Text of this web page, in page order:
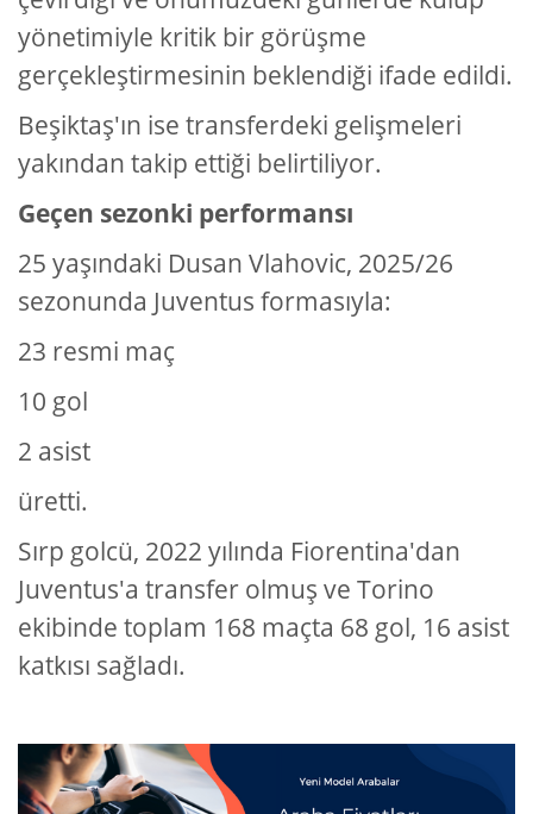
yönetimiyle kritik bir görüşme
gerçekleştirmesinin beklendiği ifade edildi.
Beşiktaş'ın ise transferdeki gelişmeleri
yakından takip ettiği belirtiliyor.
Geçen sezonki performansı
25 yaşındaki Dusan Vlahovic, 2025/26
sezonunda Juventus formasıyla:
23 resmi maç
10 gol
2 asist
üretti.
Sırp golcü, 2022 yılında Fiorentina'dan
Juventus'a transfer olmuş ve Torino
ekibinde toplam 168 maçta 68 gol, 16 asist
katkısı sağladı.